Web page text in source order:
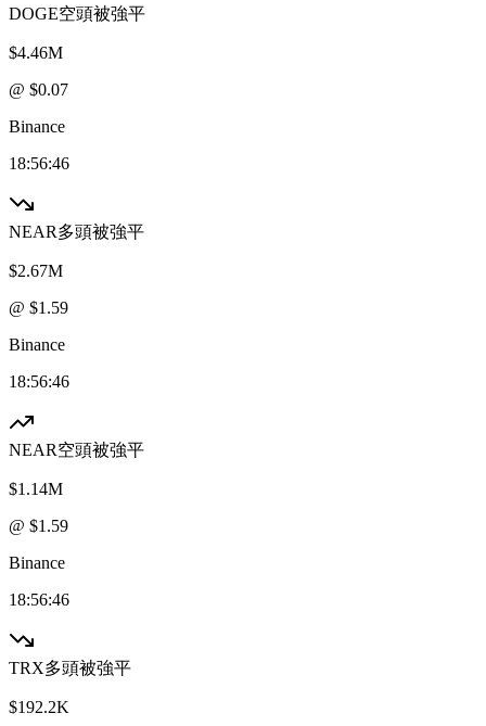
DOGE空頭被強平
$4.46M
@ $0.07
Binance
18:56:46
NEAR多頭被強平
$2.67M
@ $1.59
Binance
18:56:46
NEAR空頭被強平
$1.14M
@ $1.59
Binance
18:56:46
TRX多頭被強平
$192.2K